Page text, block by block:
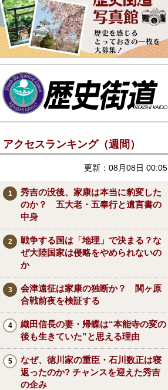
アクセスランキング（週間）
更新：08月08日 00:05
秀吉の没後、家康は本当に豹変した
のか？ 五大老・五奉行と遺言書の
中身
戦争する国は「地理」で決まる？な
ぜ大陸国家は侵略をやめられないの
か
会津遠征は家康の独断か？ 関ヶ原
合戦前夜を検証する
織田信長の妻・帰蝶は“本能寺の変の
後も生きていた”と思える理由
なぜ、徳川家の重臣・石川数正は寝
返ったのか? チャンスを迎えた秀吉
の企み